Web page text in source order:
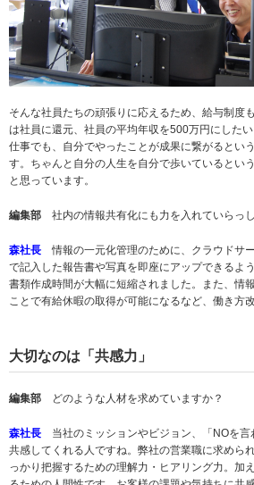
そんな社員たちの頑張りに応えるため、給与制度
は社員に還元、社員の平均年収を500万円にした
仕事でも、自分でやったことが成果に繋がるとい
す。ちゃんと自分の人生を自分で歩いているとい
と思っています。
編集部 社内の情報共有化にも力を入れていらっ
森社長 情報の一元化管理のために、クラウドサ
で記入した報告書や写真を即座にアップできるよ
書類作成時間が大幅に短縮されました。また、情
ことで有給休暇の取得が可能になるなど、働き方
大切なのは「共感力」
編集部 どのような人材を求めていますか？
森社長 当社のミッションやビジョン、「NOを言
共感してくれる人ですね。弊社の営業職に求めら
っかり把握するための理解力・ヒアリング力。加